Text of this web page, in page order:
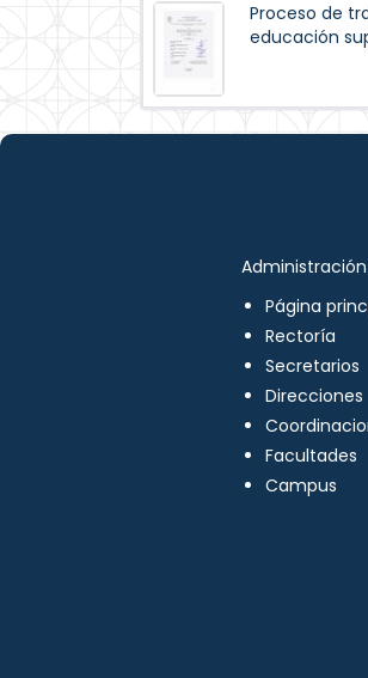
Proceso de
educación
Página
Rectoría
Secretarios
Direcciones
Facultades
Campus